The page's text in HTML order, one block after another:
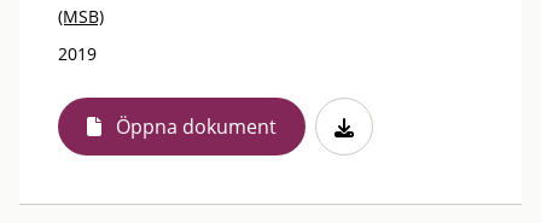
(MSB)
2019
Öppna dokument